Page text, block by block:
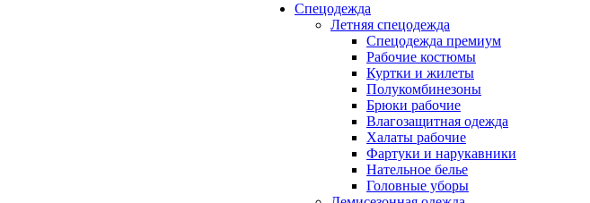
Спецодежда
Летняя спецодежда
Спецодежда премиум
Рабочие костюмы
Куртки и жилеты
Полукомбинезоны
Брюки рабочие
Влагозащитная одежда
Халаты рабочие
Фартуки и нарукавники
Нательное белье
Головные уборы